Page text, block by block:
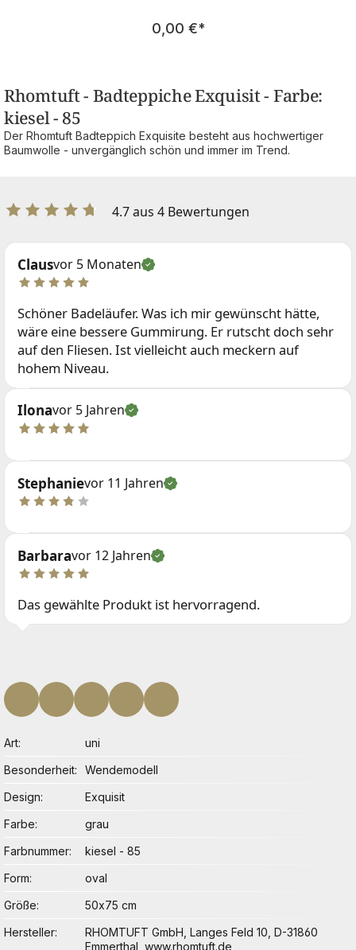
Regulärer Preis:
0,00 €*
Rhomtuft - Badteppiche Exquisit - Farbe:
kiesel - 85
Der Rhomtuft Badteppich Exquisite besteht aus hochwertiger
Baumwolle - unvergänglich schön und immer im Trend.
4.7 aus 4 Bewertungen
Clausvor 5 Monaten
Schöner Badeläufer. Was ich mir gewünscht hätte,
wäre eine bessere Gummirung. Er rutscht doch sehr
auf den Fliesen. Ist vielleicht auch meckern auf
hohem Niveau.
Ilonavor 5 Jahren
Stephanievor 11 Jahren
Barbaravor 12 Jahren
Das gewählte Produkt ist hervorragend.
Art
uni
Besonderheit
Wendemodell
Design
Exquisit
Farbe
grau
Farbnummer
kiesel - 85
Form
oval
Größe
50x75 cm
Hersteller
RHOMTUFT GmbH, Langes Feld 10, D-31860
Emmerthal, www.rhomtuft.de